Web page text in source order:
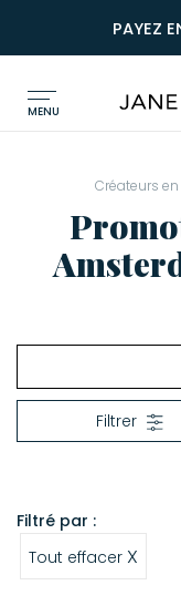
PAYEZ
MENU
Créateurs
Voir tout Le Bonnet
Filtrer
Filtré par :
Tout effacer X